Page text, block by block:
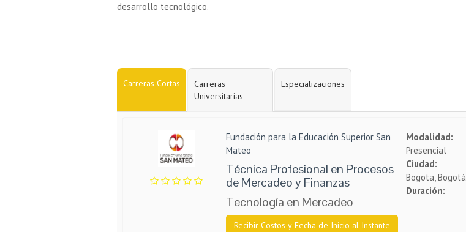
desarrollo tecnológico.
Carreras Cortas
Carreras
Universitarias
Especializaciones
Fundación para la Educación Superior San
Mateo
Técnica Profesional en Procesos
de Mercadeo y Finanzas
Tecnología en Mercadeo
Recibir Costos y Fecha de Inicio al Instante
Modalidad:
Presencial
Ciudad:
Bogota, Bogotá
Duración: